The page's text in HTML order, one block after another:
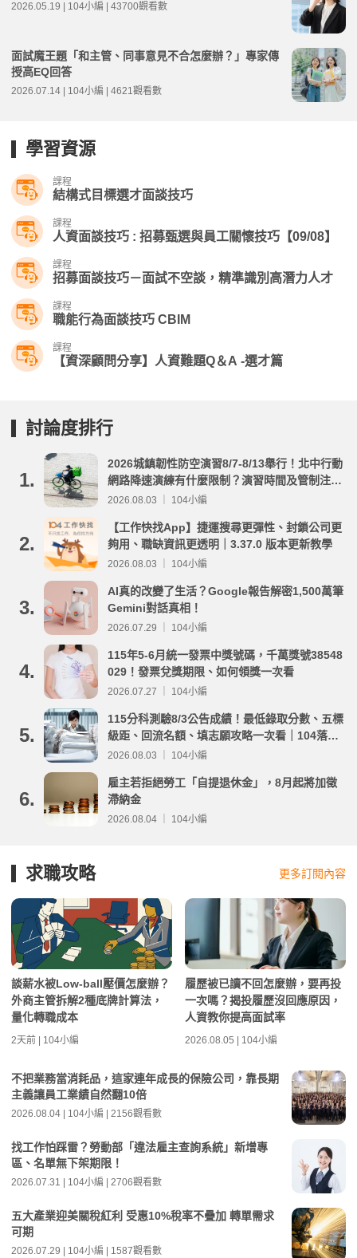
2026.05.19 | 104小編 | 43700觀看數
面試魔王題「和主管、同事意見不合怎麼辦？」專家傳
授高EQ回答
2026.07.14 | 104小編 | 4621觀看數
學習資源
課程
結構式目標選才面談技巧
課程
人資面談技巧 : 招募甄選與員工關懷技巧【09/08】
課程
招募面談技巧－面試不空談，精準識別高潛力人才
課程
職能行為面談技巧 CBIM
課程
【資深顧問分享】人資難題Q＆A -選才篇
討論度排行
1.
2026城鎮韌性防空演習8/7-8/13舉行！北中行動
網路降速演練有什麼限制？演習時間及管制注意
事項整理
2026.08.03 ｜ 104小編
2.
【工作快找App】捷運搜尋更彈性、封鎖公司更
夠用、職缺資訊更透明｜3.37.0 版本更新教學
2026.08.03 ｜ 104小編
3.
AI真的改變了生活？Google報告解密1,500萬筆
Gemini對話真相！
2026.07.29 ｜ 104小編
4.
115年5-6月統一發票中獎號碼，千萬獎號38548
029！發票兌獎期限、如何領獎一次看
2026.07.27 ｜ 104小編
5.
115分科測驗8/3公告成績！最低錄取分數、五標
級距、回流名額、填志願攻略一次看｜104落點
分析
2026.08.03 ｜ 104小編
6.
雇主若拒絕勞工「自提退休金」，8月起將加徵
滯納金
2026.08.04 ｜ 104小編
求職攻略 更多訂閱內容
談薪水被Low-ball壓價怎麼辦？
外商主管拆解2種底牌計算法，
量化轉職成本
2天前 | 104小編
履歷被已讀不回怎麼辦，要再投
一次嗎？揭投履歷沒回應原因，
人資教你提高面試率
2026.08.05 | 104小編
不把業務當消耗品，這家連年成長的保險公司，靠長期
主義讓員工業績自然翻10倍
2026.08.04 | 104小編 | 2156觀看數
找工作怕踩雷？勞動部「違法雇主查詢系統」新增專
區、名單無下架期限！
2026.07.31 | 104小編 | 2706觀看數
五大產業迎美關稅紅利 受惠10%稅率不疊加 轉單需求
可期
2026.07.29 | 104小編 | 1587觀看數